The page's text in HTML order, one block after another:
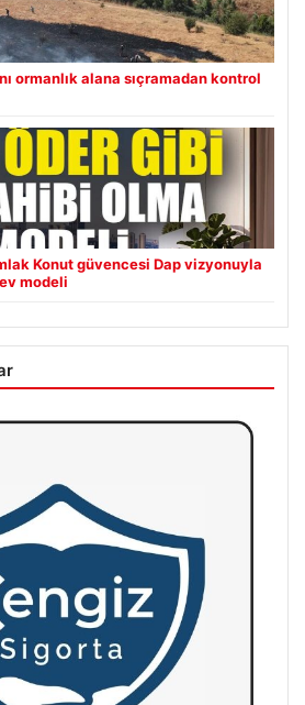
ormanlık alana sıçramadan kontrol
Konut güvencesi Dap vizyonuyla
modeli